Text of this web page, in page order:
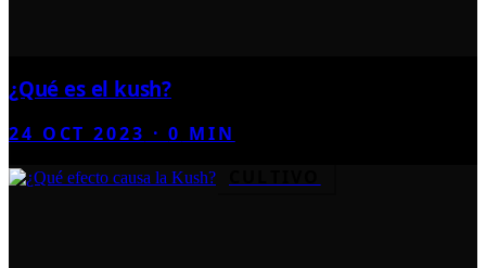
¿Qué es el kush?
24 OCT 2023 ·0 MIN